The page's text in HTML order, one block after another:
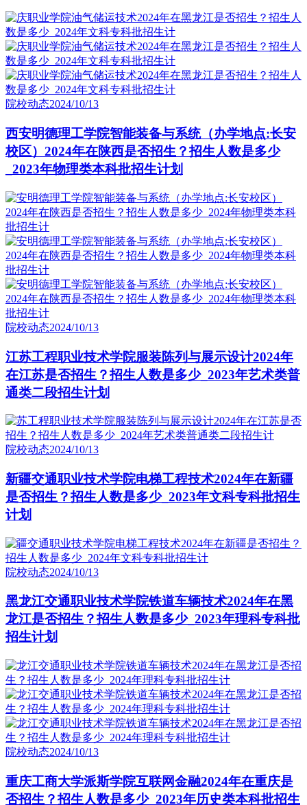
院校动态2024/10/13
西安明德理工学院智能装备与系统（办学地点:长安
校区）2024年在陕西是否招生？招生人数是多少
_2023年物理类本科批招生计划
院校动态2024/10/13
江苏工程职业技术学院服装陈列与展示设计2024年
在江苏是否招生？招生人数是多少_2023年艺术类普
通类二段招生计划
院校动态2024/10/13
新疆交通职业技术学院电梯工程技术2024年在新疆
是否招生？招生人数是多少_2023年文科专科批招生
计划
院校动态2024/10/13
黑龙江交通职业技术学院铁道车辆技术2024年在黑
龙江是否招生？招生人数是多少_2023年理科专科批
招生计划
院校动态2024/10/13
重庆工商大学派斯学院互联网金融2024年在重庆是
否招生？招生人数是多少_2023年历史类本科批招生